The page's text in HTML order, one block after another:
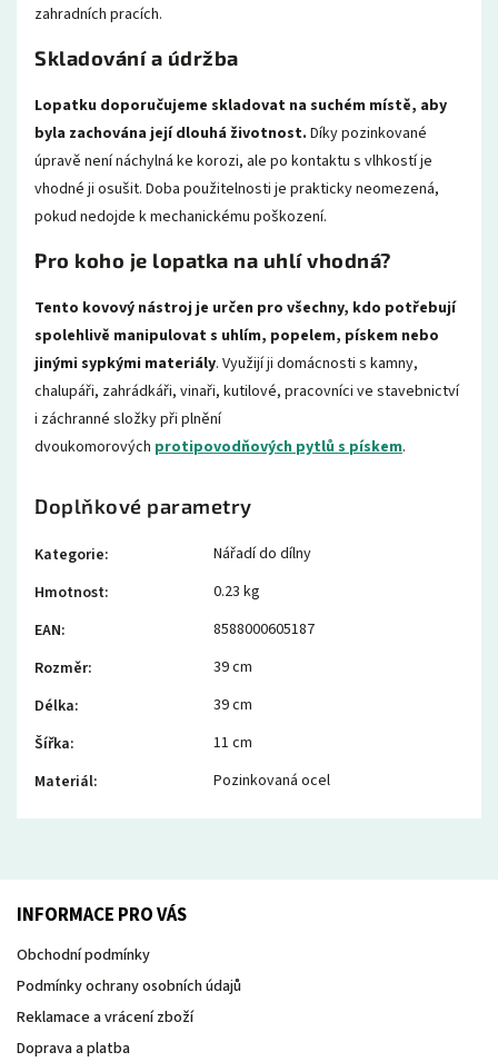
zahradních pracích.
Skladování a údržba
Lopatku doporučujeme skladovat na suchém místě, aby
byla zachována její dlouhá životnost. Díky pozinkované
úpravě není náchylná ke korozi, ale po kontaktu s vlhkostí je
vhodné ji osušit. Doba použitelnosti je prakticky neomezená,
pokud nedojde k mechanickému poškození.
Pro koho je lopatka na uhlí vhodná?
Tento kovový nástroj je určen pro všechny, kdo potřebují
spolehlivě manipulovat s uhlím, popelem, pískem nebo
jinými sypkými materiály. Využijí ji domácnosti s kamny,
chalupáři, zahrádkáři, vinaři, kutilové, pracovníci ve stavebnictví
i záchranné složky při plnění
dvoukomorových protipovodňových pytlů s pískem.
Doplňkové parametry
Kategorie:
Nářadí do dílny
Hmotnost:
0.23 kg
EAN:
8588000605187
Rozměr:
39 cm
Délka:
39 cm
Šířka:
11 cm
Materiál: Pozinkovaná ocel
INFORMACE PRO VÁS
Obchodní podmínky
Podmínky ochrany osobních údajů
Reklamace a vrácení zboží
Doprava a platba